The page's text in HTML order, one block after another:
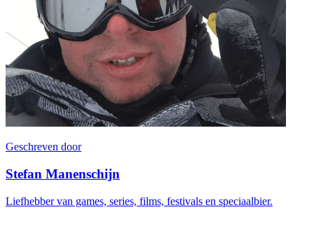
Geschreven door
Stefan Manenschijn
Liefhebber van games, series, films, festivals en speciaalbier.